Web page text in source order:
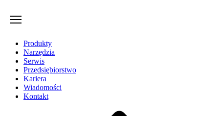
Produkty
Narzędzia
Serwis
Przedsiębiorstwo
Kariera
Wiadomości
Kontakt